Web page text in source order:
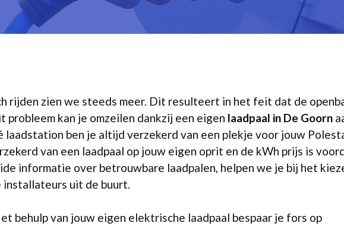
rijden zien we steeds meer. Dit resulteert in het feit dat de
probleem kan je omzeilen dankzij een eigen laadpaal in De Goorn
laadstation ben je altijd verzekerd van een plekje voor jouw
van een laadpaal op jouw eigen oprit en de kWh prijs is
informatie over betrouwbare laadpalen, helpen we je bij het
installateurs uit de buurt.
behulp van jouw eigen elektrische laadpaal bespaar je fors op